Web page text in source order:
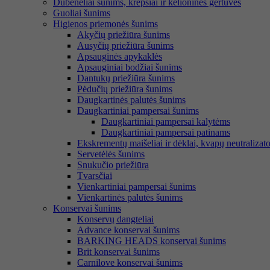
Dubenėliai šunims, krepšiai ir kelioninės gertuvės
Guoliai šunims
Higienos priemonės šunims
Akyčių priežiūra šunims
Ausyčių priežiūra šunims
Apsauginės apykaklės
Apsauginiai bodžiai šunims
Dantukų priežiūra šunims
Pėdučių priežiūra šunims
Daugkartinės palutės šunims
Daugkartiniai pampersai šunims
Daugkartiniai pampersai kalytėms
Daugkartiniai pampersai patinams
Ekskrementų maišeliai ir dėklai, kvapų
Servetėlės šunims
Snukučio priežiūra
Tvarsčiai
Vienkartiniai pampersai šunims
Vienkartinės palutės šunims
Konservai šunims
Konservų dangteliai
Advance konservai šunims
BARKING HEADS konservai šunims
Brit konservai šunims
Carnilove konservai šunims